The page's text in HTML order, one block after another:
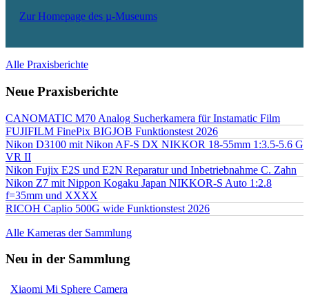
Zur Homepage des µ-Museums
Alle Praxisberichte
Neue Praxisberichte
CANOMATIC M70 Analog Sucherkamera für Instamatic Film
FUJIFILM FinePix BIGJOB Funktionstest 2026
Nikon D3100 mit Nikon AF-S DX NIKKOR 18-55mm 1:3.5-5.6 G
VR II
Nikon Fujix E2S und E2N Reparatur und Inbetriebnahme C. Zahn
Nikon Z7 mit Nippon Kogaku Japan NIKKOR-S Auto 1:2.8
f=35mm und XXXX
RICOH Caplio 500G wide Funktionstest 2026
Alle Kameras der Sammlung
Neu in der Sammlung
Xiaomi Mi Sphere Camera